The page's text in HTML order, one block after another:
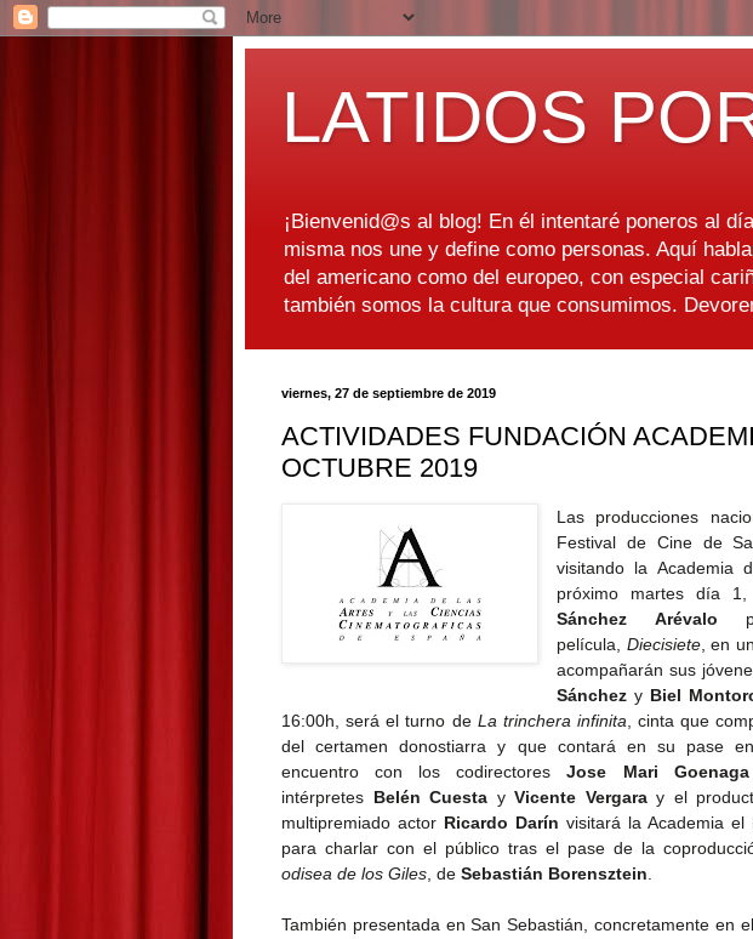
LATIDOS
¡Bienvenid@s al blog! En él intentaré poneros al
misma nos une y define como personas. Aquí
del americano como del europeo, con especial
también somos la cultura que consumimos.
viernes, 27 de septiembre de 2019
ACTIVIDADES FUNDACIÓN
OCTUBRE 2019
Las producciones
Festival de Cine de
visitando la Academia
próximo martes día
Sánchez Arévalo
película, Diecisiete, en
acompañarán sus
Sánchez y Biel
16:00h, será el turno de La trinchera infinita , cinta que
del certamen donostiarra y que contará en su pase
encuentro con los codirectoresJose Mari Goenaga
intérpretes Belén Cuesta yVicente Vergaray el
multipremiado actor Ricardo Darín visitará la Academia el
para charlar con el público tras el pase de la
odisea de los Giles , de Sebastián Borensztein
También presentada en San Sebastián, concretamente en